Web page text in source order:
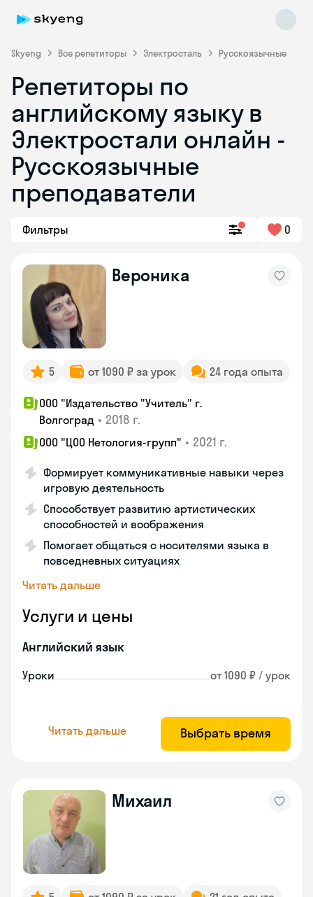
Skyeng Все репетиторы Электросталь Русскоязычные
Репетиторы по
английскому языку в
Электростали онлайн -
Русскоязычные
преподаватели
Фильтры 0
Вероника
5 от 1090 ₽ за урок 24 года опыта
ООО "Издательство "Учитель" г.
Волгоград • 2018 г.
ООО "ЦОО Нетология-групп" • 2021 г.
Формирует коммуникативные навыки через
игровую деятельность
Способствует развитию артистических
способностей и воображения
Помогает общаться с носителями языка в
повседневных ситуациях
Читать дальше
Услуги и цены
Английский язык
Уроки от 1090 ₽ / урок
Читать дальше Выбрать время
Михаил
online